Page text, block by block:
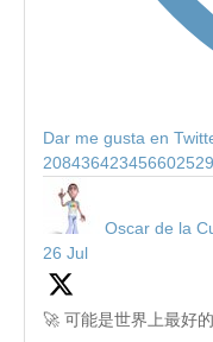
Dar me gusta en
Oscar de la
26 Jul
🚀 可能是世界上最好